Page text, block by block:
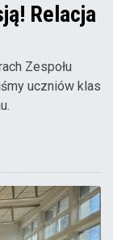
Relacja
Zespołu
uczniów klas